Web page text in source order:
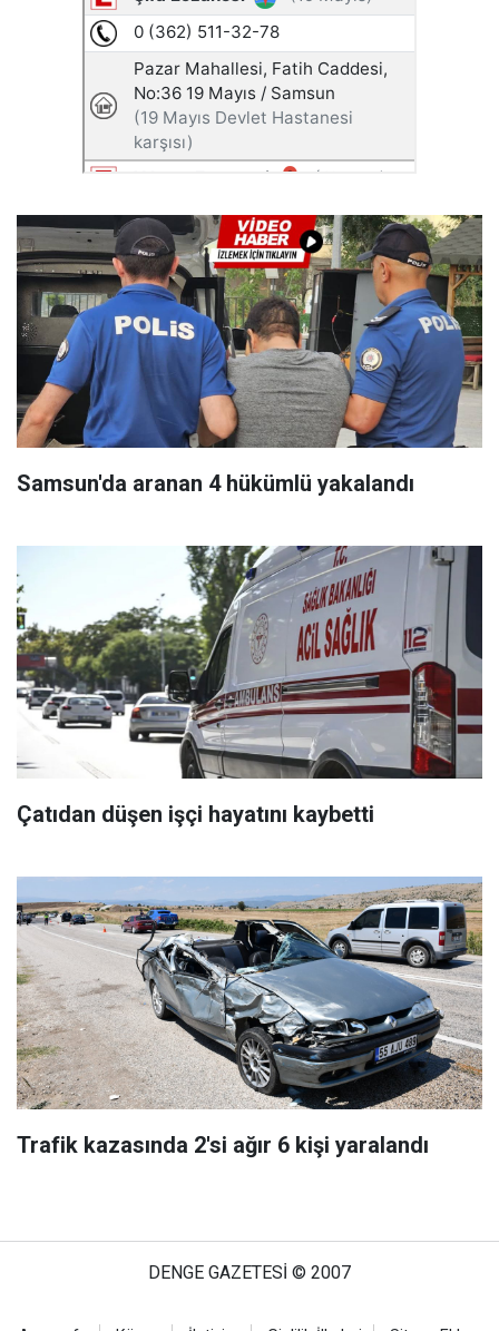
Samsun'da aranan 4 hükümlü yakalandı
Çatıdan düşen işçi hayatını kaybetti
Trafik kazasında 2'si ağır 6 kişi yaralandı
DENGE GAZETESİ © 2007